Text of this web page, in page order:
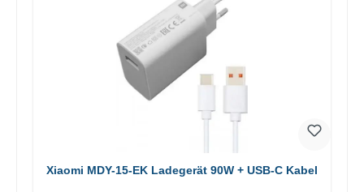
Xiaomi MDY-15-EK Ladegerät 90W + USB-C Kabel